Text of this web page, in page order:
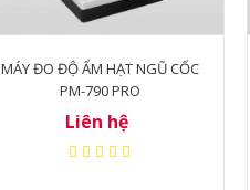
MÁY ĐO ĐỘ ẨM HẠT NGŨ CỐC
PM390
Liên hệ